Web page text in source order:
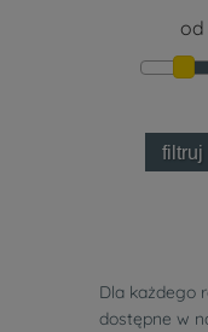
od
filtruj
Dla każdego
dostępne w